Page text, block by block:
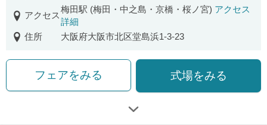
アクセス
梅田駅 (梅田・中之島・京橋・桜ノ宮) アクセス
詳細
住所
大阪府大阪市北区堂島浜1-3-23
フェアをみる 式場をみる